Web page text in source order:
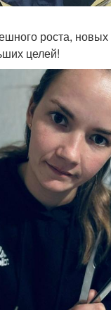
роста, новых
целей!